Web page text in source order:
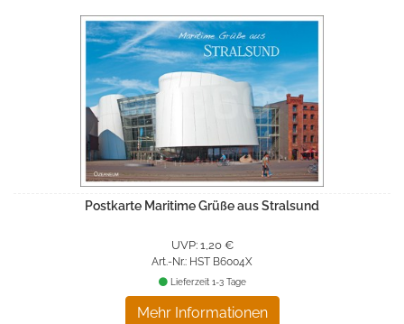
Postkarte Maritime Grüße aus Stralsund
UVP: 1,20 €
Art.-Nr.: HST B6004X
Mehr Informationen
Lieferzeit 1-3 Tage